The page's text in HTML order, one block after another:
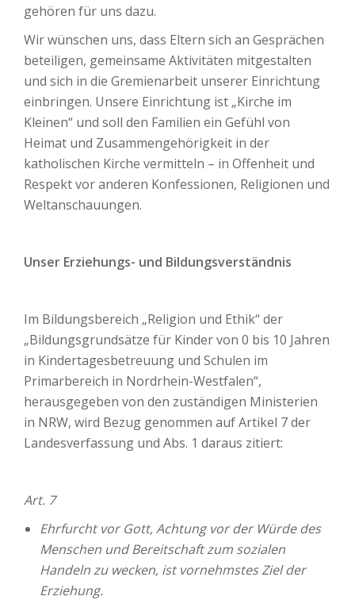
gehören für uns dazu.
Wir wünschen uns, dass Eltern sich an Gesprächen
beteiligen, gemeinsame Aktivitäten mitgestalten
und sich in die Gremienarbeit unserer Einrichtung
einbringen. Unsere Einrichtung ist „Kirche im
Kleinen“ und soll den Familien ein Gefühl von
Heimat und Zusammengehörigkeit in der
katholischen Kirche vermitteln – in Offenheit und
Respekt vor anderen Konfessionen, Religionen und
Weltanschauungen.
Unser Erziehungs- und Bildungsverständnis
Im Bildungsbereich „Religion und Ethik“ der
„Bildungsgrundsätze für Kinder von 0 bis 10 Jahren
in Kindertagesbetreuung und Schulen im
Primarbereich in Nordrhein-Westfalen“,
herausgegeben von den zuständigen Ministerien
in NRW, wird Bezug genommen auf Artikel 7 der
Landesverfassung und Abs. 1 daraus zitiert:
Art. 7
Ehrfurcht vor Gott, Achtung vor der Würde des
Menschen und Bereitschaft zum sozialen
Handeln zu wecken, ist vornehmstes Ziel der
Erziehung.